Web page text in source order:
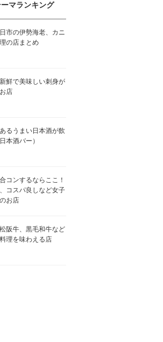
ーマランキング
市の伊勢海老、カニ
の店まとめ
鮮で美味しい刺身が
店
るうまい日本酒が飲
本酒バー）
コンするならここ！
コスパ良しなど女子
お店
阪牛、黒毛和牛など
理を味わえる店